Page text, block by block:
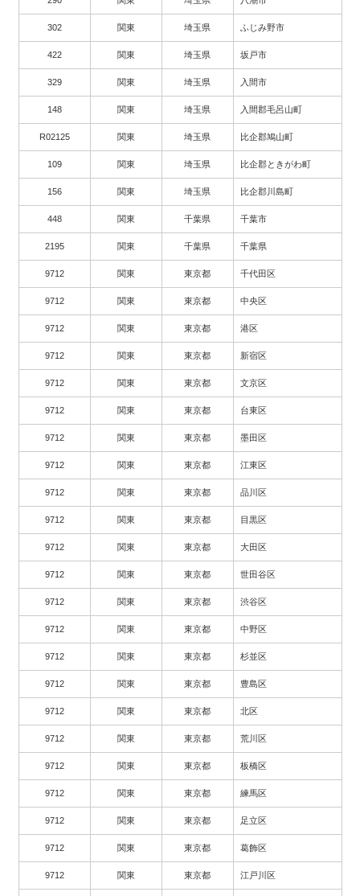
302 関東 埼玉県 ふじみ野市
422 関東 埼玉県 坂戸市
329 関東 埼玉県 入間市
148 関東 埼玉県 入間郡毛呂山町
R02125 関東 埼玉県 比企郡鳩山町
109 関東 埼玉県 比企郡ときがわ町
156 関東 埼玉県 比企郡川島町
448 関東 千葉県 千葉市
2195 関東 千葉県 千葉県
9712 関東 東京都 千代田区
9712 関東 東京都 中央区
9712 関東 東京都 港区
9712 関東 東京都 新宿区
9712 関東 東京都 文京区
9712 関東 東京都 台東区
9712 関東 東京都 墨田区
9712 関東 東京都 江東区
9712 関東 東京都 品川区
9712 関東 東京都 目黒区
9712 関東 東京都 大田区
9712 関東 東京都 世田谷区
9712 関東 東京都 渋谷区
9712 関東 東京都 中野区
9712 関東 東京都 杉並区
9712 関東 東京都 豊島区
9712 関東 東京都 北区
9712 関東 東京都 荒川区
9712 関東 東京都 板橋区
9712 関東 東京都 練馬区
9712 関東 東京都 足立区
9712 関東 東京都 葛飾区
9712 関東 東京都 江戸川区